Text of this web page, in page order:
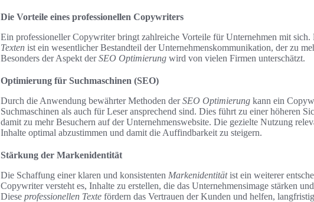
Die Vorteile eines professionellen Copywriters
Ein professioneller Copywriter bringt zahlreiche Vorteile für Unternehmen mit sich.
Texten ist ein wesentlicher Bestandteil der Unternehmenskommunikation, der zu
Besonders der Aspekt derSEO Optimierung wird von vielen Firmen unterschätzt.
Optimierung für Suchmaschinen (SEO)
Durch die Anwendung bewährter Methoden derSEO Optimierung kann ein
Suchmaschinen als auch für Leser ansprechend sind. Dies führt zu einer höheren
damit zu mehr Besuchern auf der Unternehmenswebsite. Die gezielte Nutzung
Inhalte optimal abzustimmen und damit die Auffindbarkeit zu steigern.
Stärkung der Markenidentität
Die Schaffung einer klaren und konsistenten Markenidentitätist ein weiterer
Copywriter versteht es, Inhalte zu erstellen, die das Unternehmensimage stärken
Diese professionellen Texte fördern das Vertrauen der Kunden und helfen,